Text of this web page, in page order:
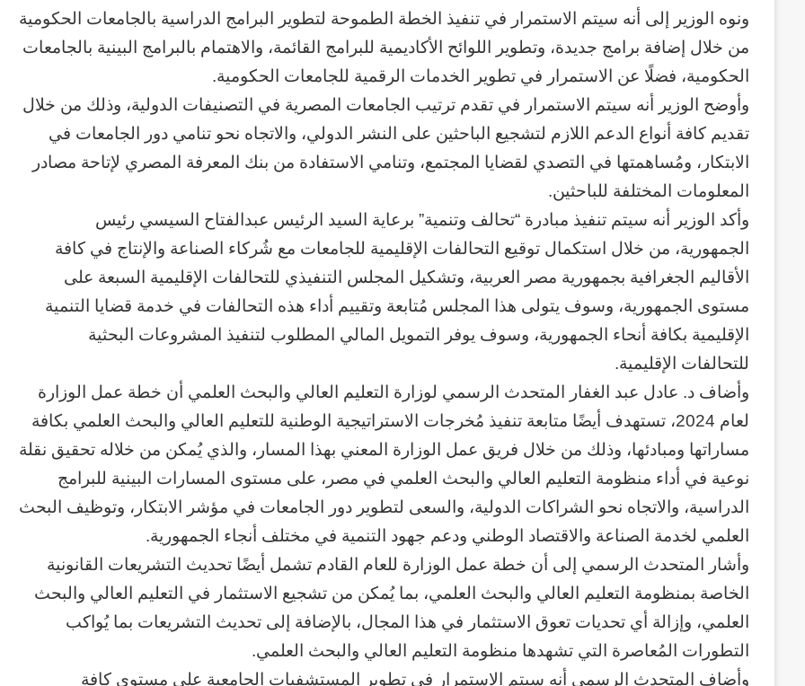
ونوه الوزير إلى أنه سيتم الاستمرار في تنفيذ الخطة الطموحة لتطوير البرامج الدراسية بالجامعات الحكومية
من خلال إضافة برامج جديدة، وتطوير اللوائح الأكاديمية للبرامج القائمة، والاهتمام بالبرامج البينية بالجامعات
الحكومية، فضلًا عن الاستمرار في تطوير الخدمات الرقمية للجامعات الحكومية.
وأوضح الوزير أنه سيتم الاستمرار في تقدم ترتيب الجامعات المصرية في التصنيفات الدولية، وذلك من خلال
تقديم كافة أنواع الدعم اللازم لتشجيع الباحثين على النشر الدولي، والاتجاه نحو تنامي دور الجامعات في
الابتكار، ومُساهمتها في التصدي لقضايا المجتمع، وتنامي الاستفادة من بنك المعرفة المصري لإتاحة مصادر
المعلومات المختلفة للباحثين.
وأكد الوزير أنه سيتم تنفيذ مبادرة “تحالف وتنمية” برعاية السيد الرئيس عبدالفتاح السيسي رئيس
الجمهورية، من خلال استكمال توقيع التحالفات الإقليمية للجامعات مع شُركاء الصناعة والإنتاج في كافة
الأقاليم الجغرافية بجمهورية مصر العربية، وتشكيل المجلس التنفيذي للتحالفات الإقليمية السبعة على
مستوى الجمهورية، وسوف يتولى هذا المجلس مُتابعة وتقييم أداء هذه التحالفات في خدمة قضايا التنمية
الإقليمية بكافة أنحاء الجمهورية، وسوف يوفر التمويل المالي المطلوب لتنفيذ المشروعات البحثية
للتحالفات الإقليمية.
وأضاف د. عادل عبد الغفار المتحدث الرسمي لوزارة التعليم العالي والبحث العلمي أن خطة عمل الوزارة
لعام 2024، تستهدف أيضًا متابعة تنفيذ مُخرجات الاستراتيجية الوطنية للتعليم العالي والبحث العلمي بكافة
مساراتها ومبادئها، وذلك من خلال فريق عمل الوزارة المعني بهذا المسار، والذي يُمكن من خلاله تحقيق نقلة
نوعية في أداء منظومة التعليم العالي والبحث العلمي في مصر، على مستوى المسارات البينية للبرامج
الدراسية، والاتجاه نحو الشراكات الدولية، والسعى لتطوير دور الجامعات في مؤشر الابتكار، وتوظيف البحث
العلمي لخدمة الصناعة والاقتصاد الوطني ودعم جهود التنمية في مختلف أنجاء الجمهورية.
وأشار المتحدث الرسمي إلى أن خطة عمل الوزارة للعام القادم تشمل أيضًا تحديث التشريعات القانونية
الخاصة بمنظومة التعليم العالي والبحث العلمي، بما يُمكن من تشجيع الاستثمار في التعليم العالي والبحث
العلمي، وإزالة أي تحديات تعوق الاستثمار في هذا المجال، بالإضافة إلى تحديث التشريعات بما يُواكب
التطورات المُعاصرة التي تشهدها منظومة التعليم العالي والبحث العلمي.
وأضاف المتحدث الرسمي أنه سيتم الاستمرار في تطوير المستشفيات الجامعية على مستوى كافة
CIA
و
٢٣
يوليو..
سبعون
عاماً
من
المراقبة
وإعادة
الحسابات
منذ أسبوعين
وكالة الـ CIA و ٢٣ يوليو.. سبعون عاماً من المراقبة
وإعادة الحسابات
والضربة
القاضية
الحرب حربين والضربة القاضية (٣)